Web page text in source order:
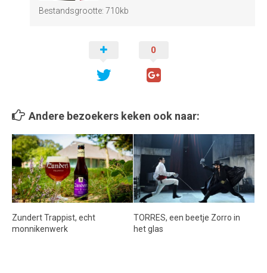
Bestandsgrootte: 710kb
0
Andere bezoekers keken ook naar:
Zundert Trappist, echt
monnikenwerk
TORRES, een beetje Zorro in
het glas